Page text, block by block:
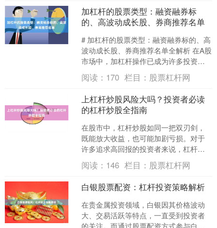
加杠杆的股票类型：融资融券标
的、高波动成长股、券商推荐名单
# 加杠杆的股票类型：融资融券标的、高
波动成长股、券商推荐名单全解析 在A股
市场中，加杠杆操作已成为许多投资者
放大收益的重要工具。然而，并非所有
股票都适合加杠杆....
阅读： 170 栏目： 股票杠杆网
上杠杆炒股风险大吗？投资者必读
的杠杆炒股全指南
在股市中，杠杆炒股如同一把双刃剑，
既能放大收益，也可能加剧亏损。对于
许多追求高回报的投资者来说，杠杆交
易充满诱惑，但其中的风险也不容忽
视。本文将全面解析杠杆炒股....
阅读： 146 栏目： 股票杠杆网
白银股票配资：杠杆投资策略解析
在贵金属投资领域，白银因其价格波动
大、交易活跃等特点，一直受到投资者
的关注。而通过股票配资方式参与白银